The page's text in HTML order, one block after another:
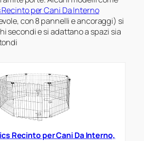
per Cani Da Interno
con 8 pannelli e ancoraggi) si
secondi e si adattano a spazi sia
Recinto per Cani Da Interno,